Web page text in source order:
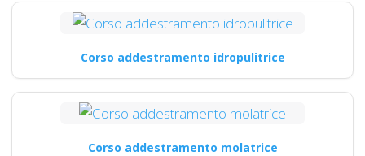
Corso addestramento idropulitrice
Corso addestramento molatrice